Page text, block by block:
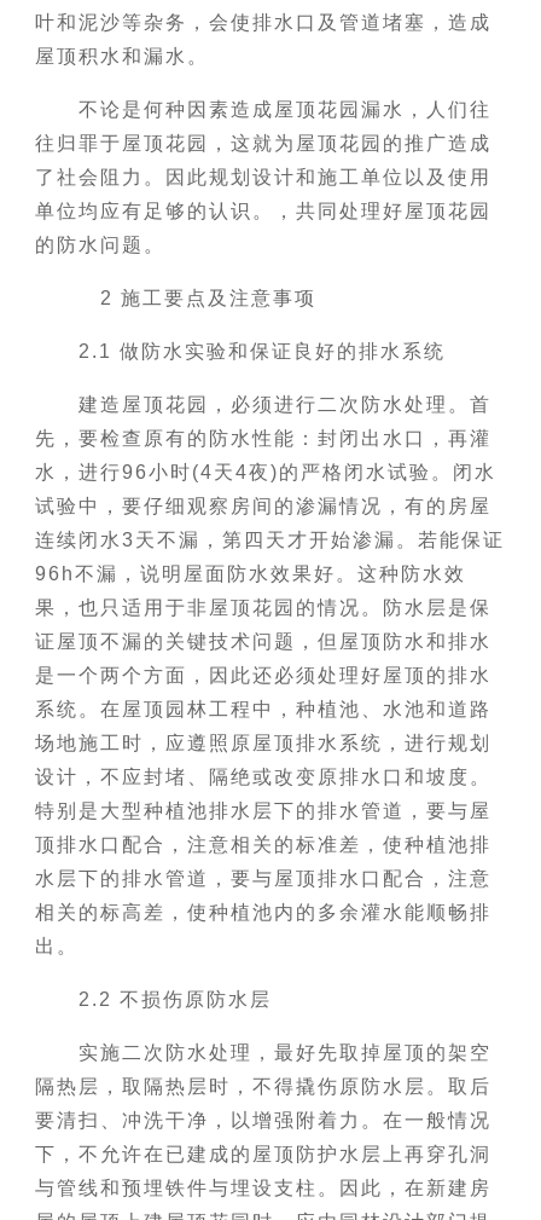
叶和泥沙等杂务，会使排水口及管道堵塞，造成
屋顶积水和漏水。
不论是何种因素造成屋顶花园漏水，人们往
往归罪于屋顶花园，这就为屋顶花园的推广造成
了社会阻力。因此规划设计和施工单位以及使用
单位均应有足够的认识。，共同处理好屋顶花园
的防水问题。
2 施工要点及注意事项
2.1 做防水实验和保证良好的排水系统
建造屋顶花园，必须进行二次防水处理。首
先，要检查原有的防水性能：封闭出水口，再灌
水，进行96小时(4天4夜)的严格闭水试验。闭水
试验中，要仔细观察房间的渗漏情况，有的房屋
连续闭水3天不漏，第四天才开始渗漏。若能保证
96h不漏，说明屋面防水效果好。这种防水效
果，也只适用于非屋顶花园的情况。防水层是保
证屋顶不漏的关键技术问题，但屋顶防水和排水
是一个两个方面，因此还必须处理好屋顶的排水
系统。在屋顶园林工程中，种植池、水池和道路
场地施工时，应遵照原屋顶排水系统，进行规划
设计，不应封堵、隔绝或改变原排水口和坡度。
特别是大型种植池排水层下的排水管道，要与屋
顶排水口配合，注意相关的标准差，使种植池排
水层下的排水管道，要与屋顶排水口配合，注意
相关的标高差，使种植池内的多余灌水能顺畅排
出。
2.2 不损伤原防水层
实施二次防水处理，最好先取掉屋顶的架空
隔热层，取隔热层时，不得撬伤原防水层。取后
要清扫、冲洗干净，以增强附着力。在一般情况
下，不允许在已建成的屋顶防护水层上再穿孔洞
与管线和预埋铁件与埋设支柱。因此，在新建房